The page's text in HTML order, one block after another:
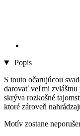
Popis
S touto očarujúcou
darovať veľmi zvláštnu
skrýva rozkošné
ktoré zároveň
Motív zostane